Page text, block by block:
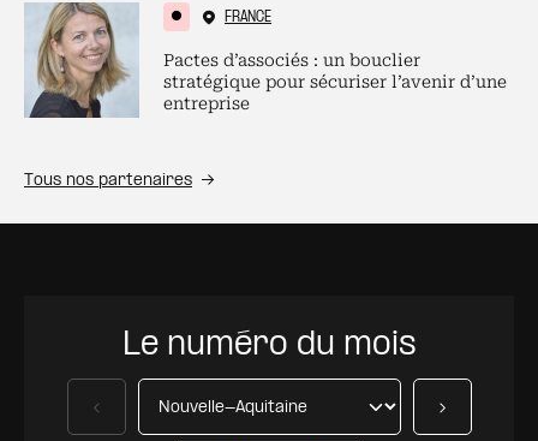
FRANCE
Pactes d’associés : un bouclier
stratégique pour sécuriser l’avenir d’une
entreprise
Tous nos partenaires
Le numéro du mois
Précédent Suivant